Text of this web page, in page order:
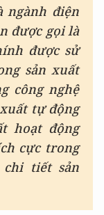
ngành điện
được gọi là
được sử
sản xuất
công nghệ
tự động
hoạt động
cực trong
tiết sản